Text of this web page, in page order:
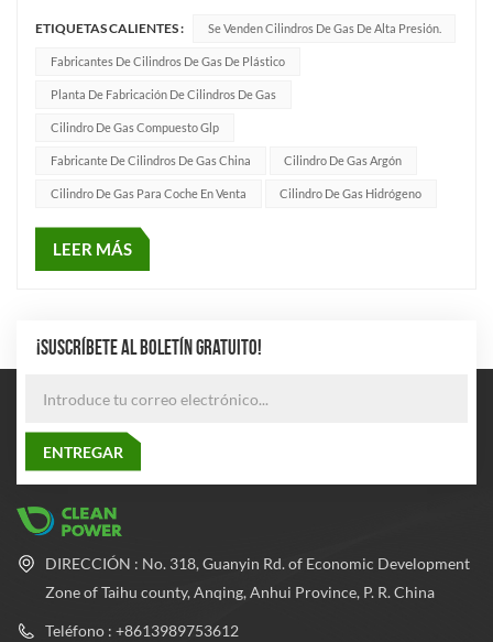
cilindros de gas seguros, fiables y de alta calidad a clientes de
todo el mundo. Desde 2018, gracias a la excelente calidad de
sus...
ETIQUETAS CALIENTES : Se Venden Cilindros De Gas De Alta Presión.
Fabricantes De Cilindros De Gas De Plástico
Planta De Fabricación De Cilindros De Gas
Cilindro De Gas Compuesto Glp
Fabricante De Cilindros De Gas China Cilindro De Gas Argón
Cilindro De Gas Para Coche En Venta Cilindro De Gas Hidrógeno
LEER MÁS
¡SUSCRÍBETE AL BOLETÍN GRATUITO!
DIRECCIÓN : No. 318, Guanyin Rd. of Economic Development
Zone of Taihu county, Anqing, Anhui Province, P. R. China
Teléfono : +8613989753612